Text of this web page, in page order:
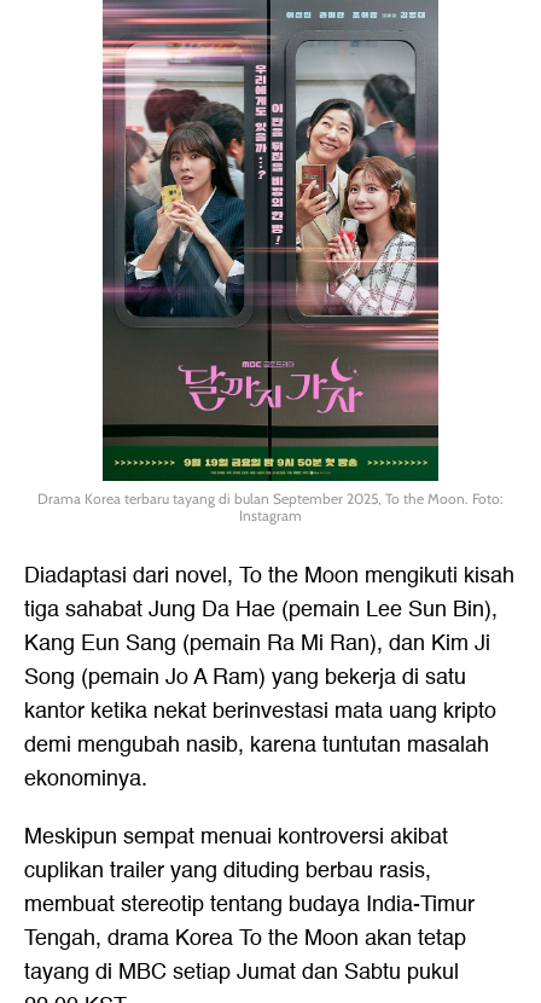
Drama Korea terbaru tayang di bulan September 2025, To the Moon. Foto:
Instagram
Diadaptasi dari novel, To the Moon mengikuti kisah
tiga sahabat Jung Da Hae (pemain Lee Sun Bin),
Kang Eun Sang (pemain Ra Mi Ran), dan Kim Ji
Song (pemain Jo A Ram) yang bekerja di satu
kantor ketika nekat berinvestasi mata uang kripto
demi mengubah nasib, karena tuntutan masalah
ekonominya.
Meskipun sempat menuai kontroversi akibat
cuplikan trailer yang dituding berbau rasis,
membuat stereotip tentang budaya India-Timur
Tengah, drama Korea To the Moon akan tetap
tayang di MBC setiap Jumat dan Sabtu pukul